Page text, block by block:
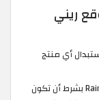
ريني
أي منتج
يمكنك أن تقوم بارجاع طلبك عبر Rainy Clouds بشرط أن تكون